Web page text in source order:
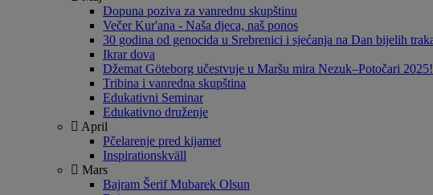
Dopuna poziva za vanrednu skupštinu
Večer Kur'ana - Naša djeca, naš ponos
30 godina od genocida u Srebrenici i sjećanja na Dan bijelih
Ikrar dova
Džemat Göteborg učestvuje u Maršu mira Nezuk–Potočari 2025!
Tribina i vanredna skupština
Edukativni Seminar
Edukativno druženje
April
Pčelarenje pred kijamet
Inspirationskväll
Mars
Bajram Šerif Mubarek Olsun